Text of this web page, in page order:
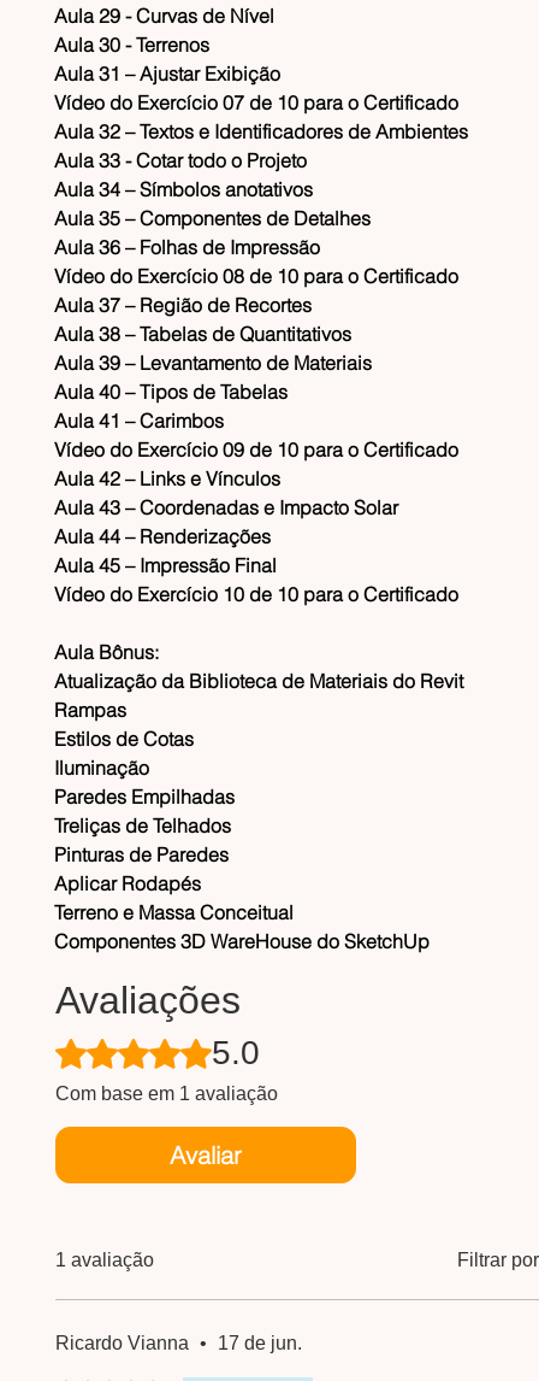
​Aula 29 - Curvas de Nível
​Aula 30 - Terrenos
​Aula 31 – Ajustar Exibição
​Vídeo do Exercício 07 de 10 para o Certificado
​Aula 32 – Textos e Identificadores de Ambientes
​Aula 33 - Cotar todo o Projeto
​Aula 34 – Símbolos anotativos
​Aula 35 – Componentes de Detalhes
​Aula 36 – Folhas de Impressão
​Vídeo do Exercício 08 de 10 para o Certificado
​Aula 37 – Região de Recortes
​Aula 38 – Tabelas de Quantitativos
​Aula 39 – Levantamento de Materiais
​Aula 40 – Tipos de Tabelas
​Aula 41 – Carimbos
​Vídeo do Exercício 09 de 10 para o Certificado
​​Aula 42 – Links e Vínculos
​​Aula 43 – Coordenadas e Impacto Solar
​Aula 44 – Renderizações
​​Aula 45 – Impressão Final​
​Vídeo do Exercício 10 de 10 para o Certificado
Aula Bônus:
Atualização da Biblioteca de Materiais do Revit
​Rampas
​Estilos de Cotas
​Iluminação
​Paredes Empilhadas
​Treliças de Telhados
​Pinturas de Paredes
​Aplicar Rodapés
​Terreno e Massa Conceitual
​Componentes 3D WareHouse do SketchUp
Avaliações
Rated 5 out of 5 stars.5.0
Com base em 1 avaliação
Avaliar
1 avaliação Filtrar
Ricardo Vianna • 17 de jun.